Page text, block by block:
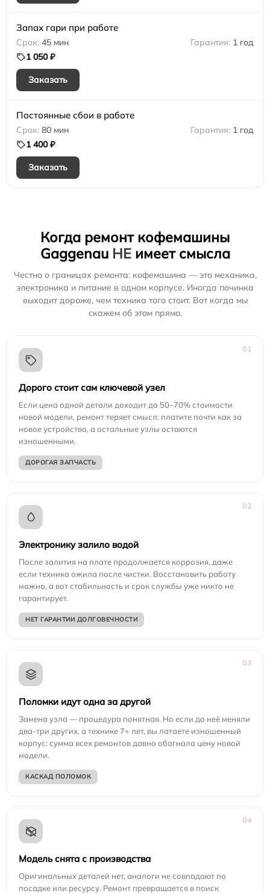
Запах гари при работе
45 мин
1 год
1 050 ₽
Заказать
Постоянные сбои в работе
80 мин
1 год
1 400 ₽
Заказать
Когда ремонт кофемашины
Gaggenau НЕимеет смысла
Честно о границах ремонта: кофемашина — это механика,
электроника и питание в одном корпусе. Иногда починка
выходит дороже, чем техника того стоит. Вот когда мы
скажем об этом прямо.
01
Дорого стоит сам ключевой узел
Если цена одной детали доходит до 50–70% стоимости
новой модели, ремонт теряет смысл: платите почти как за
новое устройство, а остальные узлы остаются
изношенными.
ДОРОГАЯ ЗАПЧАСТЬ
02
Электронику залило водой
После залития на плате продолжается коррозия, даже
если техника ожила после чистки. Восстановить работу
можно, а вот стабильность и срок службы уже никто не
гарантирует.
НЕТ ГАРАНТИИ ДОЛГОВЕЧНОСТИ
03
Поломки идут одна за другой
Замена узла — процедура понятная. Но если до неё меняли
два-три других, а технике 7+ лет, вы латаете изношенный
корпус: сумма всех ремонтов давно обогнала цену новой
модели.
КАСКАД ПОЛОМОК
04
Модель снята с производства
Оригинальных деталей нет, аналоги не совпадают по
посадке или ресурсу. Ремонт превращается в поиск